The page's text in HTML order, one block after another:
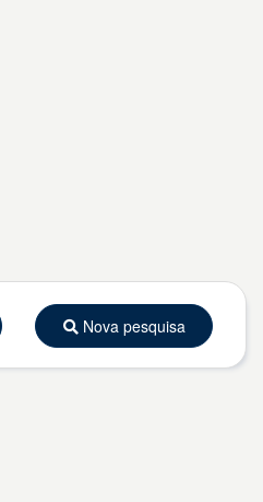
Nova pesquisa